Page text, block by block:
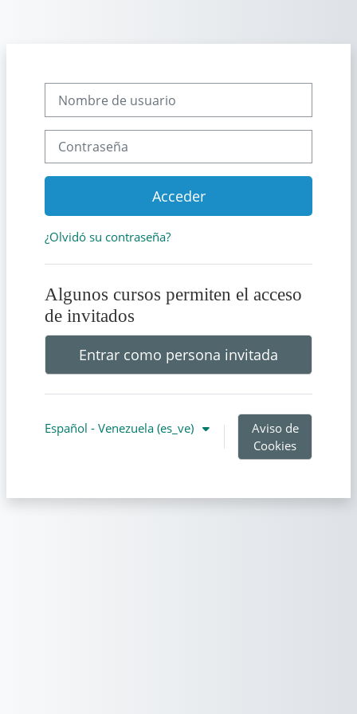
Acceder
¿Olvidó su contraseña?
Algunos cursos permiten el acceso
de invitados
Entrar como persona invitada
Español - Venezuela ‎(es_ve)‎
Aviso de
Cookies